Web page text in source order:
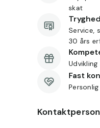
skat
Tryghed
Service,
30 års
Fast
Kontaktperson